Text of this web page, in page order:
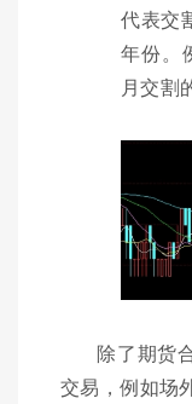
代表交
年份。
月交割
除了期货
交易，例如场